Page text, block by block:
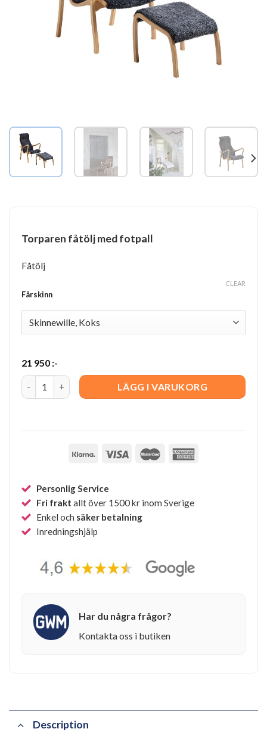
Torparen fåtölj med fotpall
Fåtölj
Fårskinn
CLEAR
21 950 :-
Torparen fåtölj med fotpall quantity
LÄGG I VARUKORG
Personlig Service
Fri frakt allt över 1500 kr inom Sverige
Enkel och säker betalning
Inredningshjälp
Har du några frågor?
Kontakta oss i butiken
Description